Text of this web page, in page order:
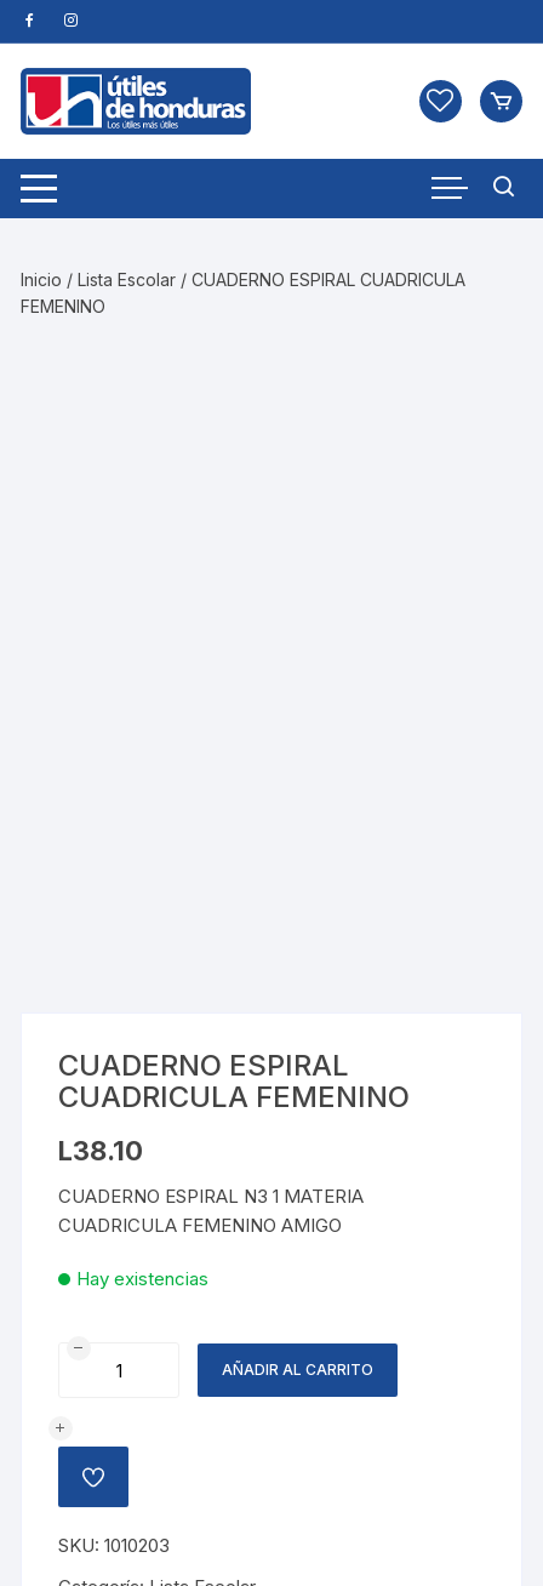
Skip
to
content
Inicio /Lista Escolar / CUADERNO ESPIRAL CUADRICULA
FEMENINO
CUADERNO ESPIRAL
CUADRICULA FEMENINO
L38.10
CUADERNO ESPIRAL N3 1 MATERIA
CUADRICULA FEMENINO AMIGO
Hay existencias
CUADERNO
ESPIRAL
FEMENINO
cantidad
AÑADIR AL CARRITO
AÑADIR
A
LISTA
DE
DESEOS
SKU:1010203